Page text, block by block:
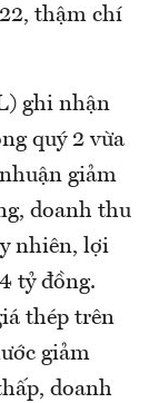
thậm chí
ghi nhận
quý 2 vừa
giảm
doanh thu
nhiên, lợi
tỷ đồng.
thép trên
giảm
doanh